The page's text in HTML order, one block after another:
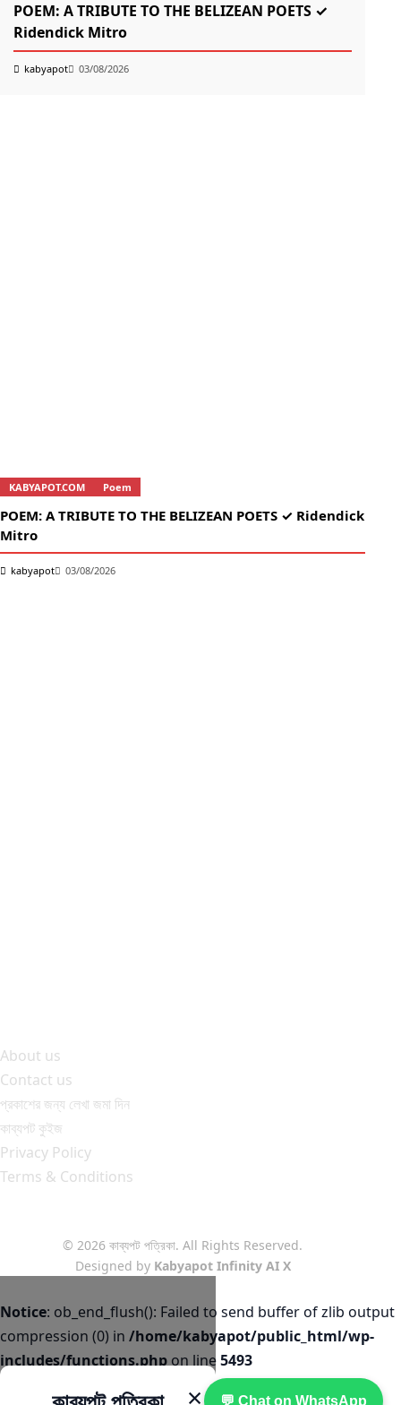
POEM: A TRIBUTE TO THE BELIZEAN POETS ✓
Ridendick Mitro
kabyapot 03/08/2026
KABYAPOT.COM Poem
POEM: A TRIBUTE TO THE BELIZEAN POETS ✓ Ridendick
Mitro
kabyapot 03/08/2026
About us
Contact us
প্রকাশের জন্য লেখা জমা দিন
কাব্যপট কুইজ
Privacy Policy
Terms & Conditions
© 2026 কাব্যপট পত্রিকা. All Rights Reserved.
Designed by Kabyapot Infinity AI X
× 💬 Chat on WhatsApp
Notice: ob_end_flush(): Failed to send buffer of zlib output
compression (0) in /home/kabyapot/public_html/wp-
includes/functions.php on line5493